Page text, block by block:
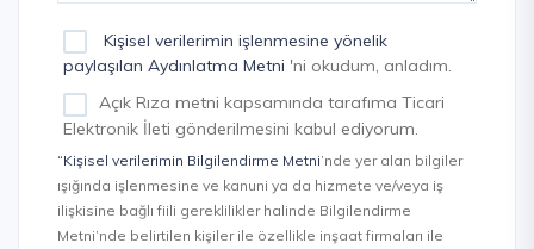
Kişisel verilerimin işlenmesine yönelik
paylaşılan Aydınlatma Metni 'ni okudum, anladım.
Açık Rıza metni kapsamında tarafıma Ticari
Elektronik İleti gönderilmesini kabul ediyorum.
“Kişisel verilerimin Bilgilendirme Metni’nde yer alan bilgiler
ışığında işlenmesine ve kanuni ya da hizmete ve/veya iş
ilişkisine bağlı fiili gereklilikler halinde Bilgilendirme
Metni’nde belirtilen kişiler ile özellikle inşaat firmaları ile